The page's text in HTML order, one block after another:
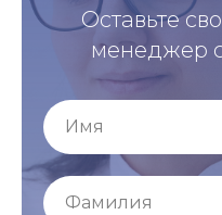
Оставьте
менеджер
Имя
Фамилия